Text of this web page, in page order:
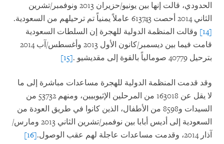
الحدودي، قالت إنها بين يونيو/حزيران 2013 ونوفمبر/تشرين
الثاني 2014 أحصت 613743 عاملاً يمنياً تم ترحيلهم من السعودية.
[14]
وقالت المنظمة الدولية للهجرة إن السلطات السعودية
قامت فيما بين ديسمبر/كانون الأول 2013 وأغسطس/آب 2014
بترحيل 40779 صومالياً بالقوة إلى مقديشيو
.
[15]
وقد قدمت المنظمة الدولية للهجرة مساعدات مباشرة إلى ما
لا يقل عن 163018 من المرحلين الإثيوبيين، ومنهم 53732 من
السيدات و8598 من الأطفال، الذين كانوا في طريق العودة من
السعودية إلى أديس أبابا بين نوفمبر/تشرين الثاني 2013 ومارس/
آذار 2014، وقدمت مساعدات عاجلة لهم عقب الوصول.
[16]